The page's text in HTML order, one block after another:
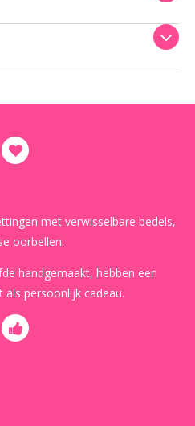
met verwisselbare bedels,
oorbellen.
handgemaakt, hebben een
persoonlijk cadeau.